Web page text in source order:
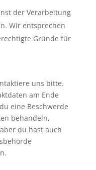
der Verarbeitung
Wir entsprechen
Gründe für
uns bitte.
am Ende
eine Beschwerde
behandeln,
du hast auch